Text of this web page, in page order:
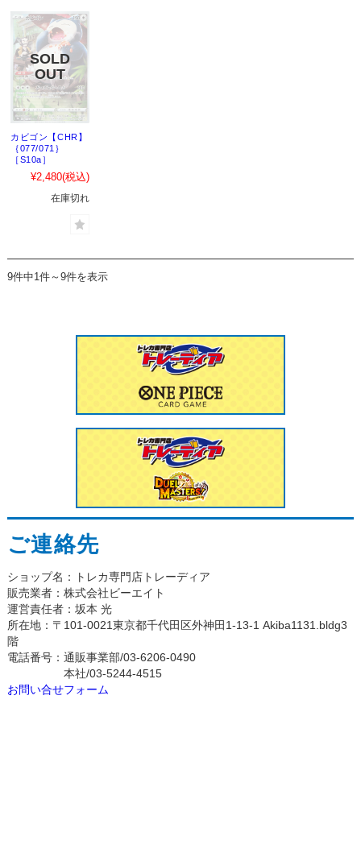
カビゴン【CHR】
｛077/071｝
［S10a］
¥2,480(税込)
在庫切れ
9件中1件～9件を表示
ご連絡先
ショップ名：トレカ専門店トレーディア
販売業者：株式会社ビーエイト
運営責任者：坂本 光
所在地：〒101-0021東京都千代田区外神田1-13-1 Akiba1131.bldg3
階
電話番号：通販事業部/03-6206-0490
本社/03-5244-4515
お問い合せフォーム